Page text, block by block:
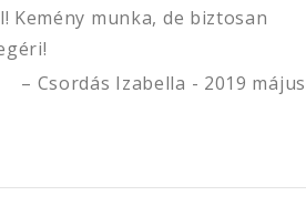
Kemény munka, de biztosan
Csordás Izabella - 2019 május